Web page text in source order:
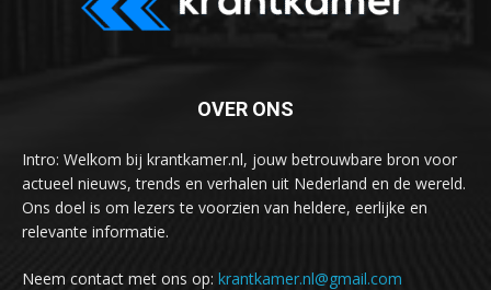
OVER ONS
Intro: Welkom bij krantkamer.nl, jouw betrouwbare bron voor
actueel nieuws, trends en verhalen uit Nederland en de wereld.
Ons doel is om lezers te voorzien van heldere, eerlijke en
relevante informatie.
Neem contact met ons op: krantkamer.nl@gmail.com